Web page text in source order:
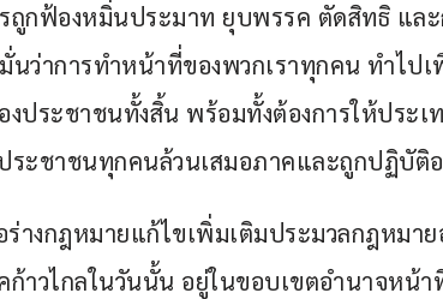
ถูกฟ้องหมิ่นประมาท ยุบพรรค ตัดสิทธิ​ แล
นว่าการทำหน้าที่ของพวกเราทุกคน ทำไป
ประชาชนทั้งสิ้น พร้อมทั้งต้องการให้ประเ
ะชาชนทุกคนล้วนเสมอภาคและถูกปฏิบัติอ
ร่างกฎหมายแก้ไขเพิ่มเติมประมวลกฎหมา
าวไกลในวันนั้น อยู่ในขอบเขตอำนาจหน้